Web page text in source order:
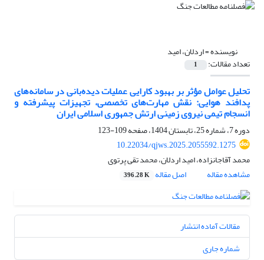
نویسنده =اردلان، امید
تعداد مقالات: 1
تحلیل عوامل مؤثر بر بهبود کارایی عملیات دیده‌بانی در سامانه‌های
پدافند هوایی: نقش مهارت‌های تخصصی، تجهیزات پیشرفته و
انسجام تیمی نیروی زمینی ارتش جمهوری اسلامی ایران
دوره 7، شماره 25، تابستان 1404، صفحه
109-123
10.22034/qjws.2025.2055592.1275
محمد آقاجانزاده، امید اردلان، محمد تقی پرتوی
مشاهده مقاله
اصل مقاله 396.28 K
مقالات آماده انتشار
شماره جاری